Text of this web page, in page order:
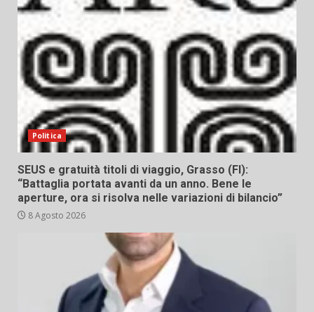
Politica
SEUS e gratuità titoli di viaggio, Grasso (FI):
“Battaglia portata avanti da un anno. Bene le
aperture, ora si risolva nelle variazioni di bilancio”
8 Agosto 2026